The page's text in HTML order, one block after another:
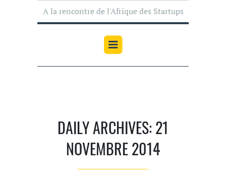
A la rencontre de l'Afrique des Startups
DAILY ARCHIVES: 21
NOVEMBRE 2014